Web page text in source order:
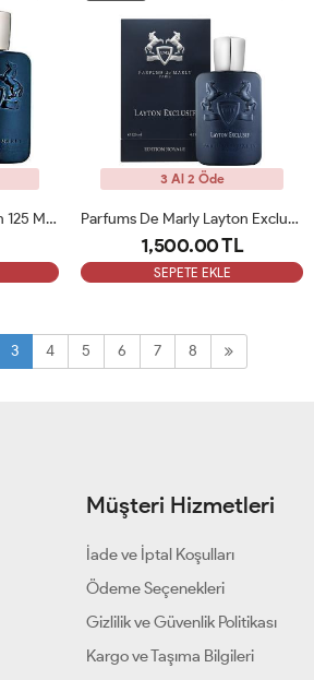
Parfums De Marly Layton 125 Ml Unisex Parfüm ARC
3 Al 2 Öde
Parfums De Marly Layton Exclusif 125 Ml Unisex Parfüm ARC
1,500.00 TL
SEPETE EKLE
3 4 5 6 7 8
Müşteri Hizmetleri
İade ve İptal Koşulları
Ödeme Seçenekleri
Gizlilik ve Güvenlik Politikası
Kargo ve Taşıma Bilgileri